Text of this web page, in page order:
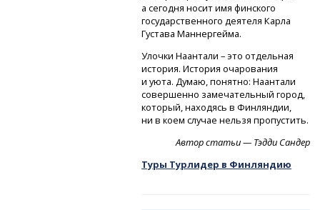
а сегодня носит имя финского
государственного деятеля Карла
Густава Маннергейма.
Улочки Наантали – это отдельная
история. История очарования
и уюта. Думаю, понятно: Наантали
совершенно замечательный город,
который, находясь в Финляндии,
ни в коем случае нельзя пропустить.
Автор статьи — Тэдди Сандер
Туры Турлидер в Финляндию